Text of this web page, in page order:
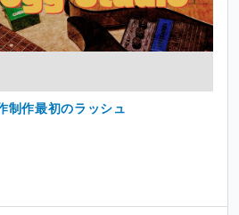
制作最初のラッシュ